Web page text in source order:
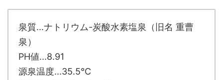
泉質...ナトリウム-炭酸水素塩泉（旧名 重曹
泉）
PH値...8.91
源泉温度...35.5℃